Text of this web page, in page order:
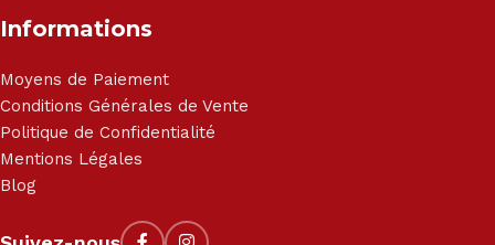
Informations
Moyens de Paiement
Conditions Générales de Vente
Politique de Confidentialité
Mentions Légales
Blog